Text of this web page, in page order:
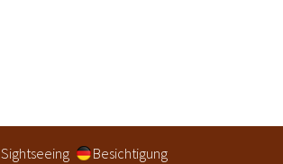
Sightseeing Besichtigung